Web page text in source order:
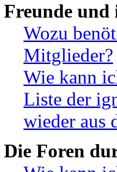
Freunde
Wozu
Mitglieder?
Wie kann
Liste der
wieder aus
Die Foren